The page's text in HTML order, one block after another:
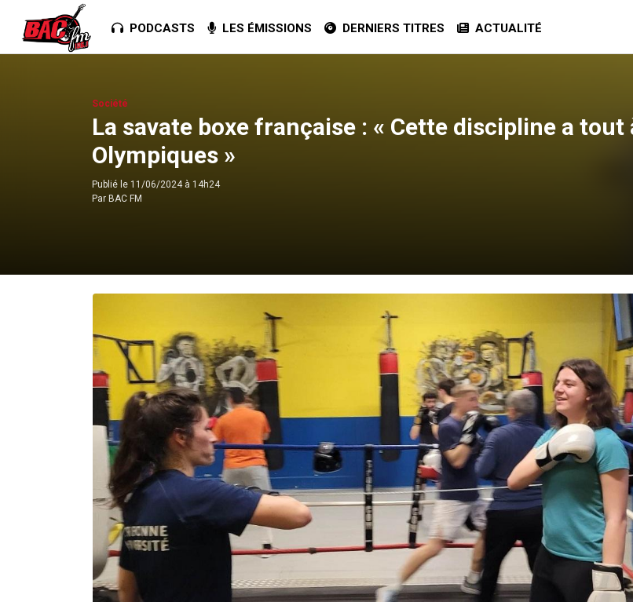
PODCASTS LES ÉMISSIONS DERNIERS TITRES ACTUALITÉ
Société
La savate boxe française : « Cette discipline a
Olympiques »
Publié le 11/06/2024 à 14h24
Par BAC FM